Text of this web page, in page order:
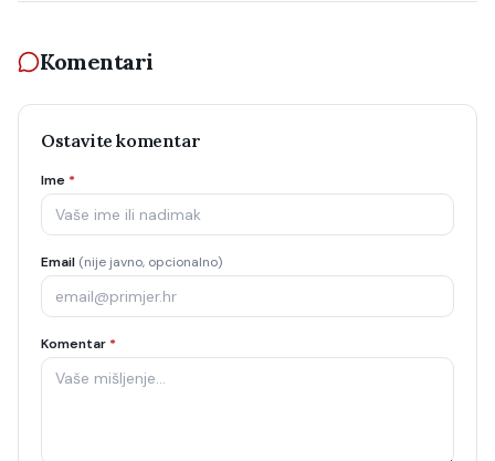
Komentari
Ostavite komentar
Ime *
Email (nije javno, opcionalno)
Komentar *